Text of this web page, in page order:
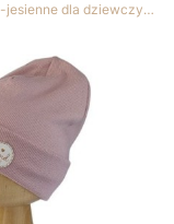
Czapki wiosenno-jesienne dla dziewczynek